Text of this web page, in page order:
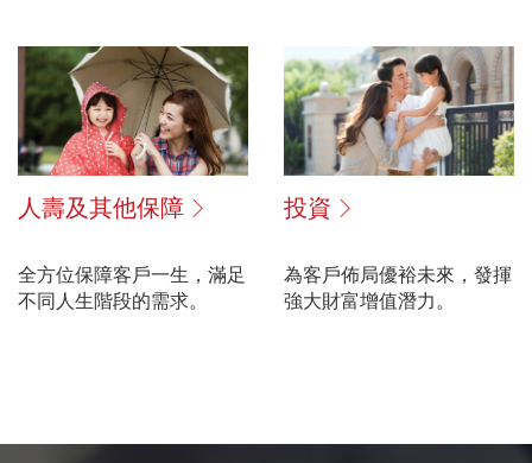
人壽及其他保障
全方位保障客戶一生，滿足
不同人生階段的需求。
投資
為客戶佈局優裕未來，發揮
強大財富增值潛力。